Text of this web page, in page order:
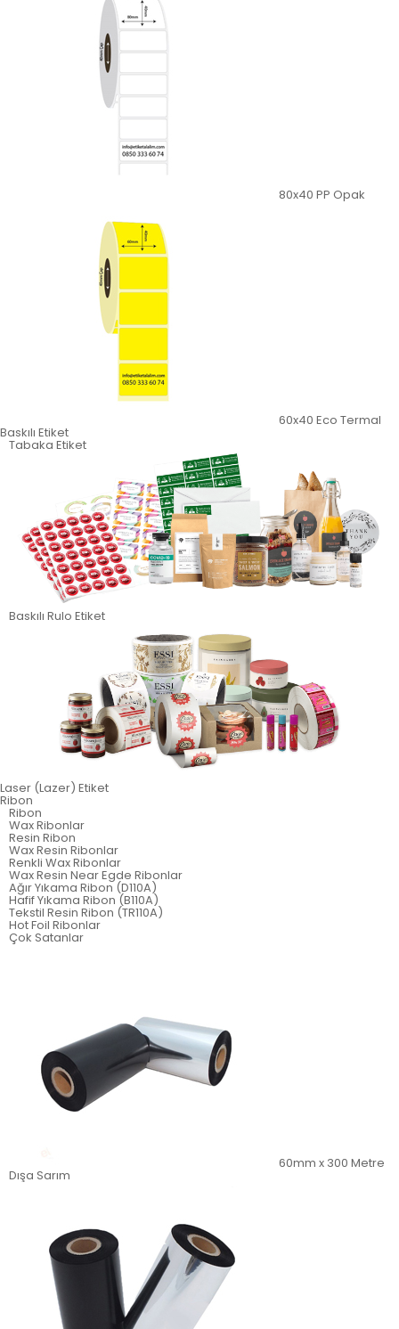
80x40 PP Opak
60x40 Eco Termal
Baskılı Etiket
Tabaka Etiket
Baskılı Rulo Etiket
Laser (Lazer) Etiket
Ribon
Ribon
Wax Ribonlar
Resin Ribon
Wax Resin Ribonlar
Renkli Wax Ribonlar
Wax Resin Near Egde Ribonlar
Ağır Yıkama Ribon (D110A)
Hafif Yıkama Ribon (B110A)
Tekstil Resin Ribon (TR110A)
Hot Foil Ribonlar
Çok Satanlar
60mm x 300 Metre
Dışa Sarım